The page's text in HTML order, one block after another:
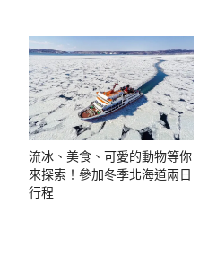
流冰、美食、可愛的動物等你
來探索！參加冬季北海道兩日
行程